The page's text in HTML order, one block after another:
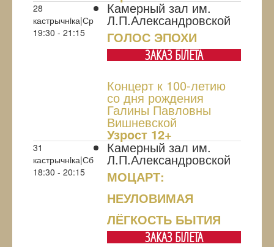
28
кастрычнiка|Ср
19:30 - 21:15
Камерный зал им.
Л.П.Александровской
ГОЛОС ЭПОХИ
ЗАКАЗ БIЛЕТА
Концерт к 100-летию
со дня рождения
Галины Павловны
Вишневской
Узрoст 12+
31
кастрычнiка|Сб
18:30 - 20:15
Камерный зал им.
Л.П.Александровской
МОЦАРТ:
НЕУЛОВИМАЯ
ЛЁГКОСТЬ БЫТИЯ
ЗАКАЗ БIЛЕТА